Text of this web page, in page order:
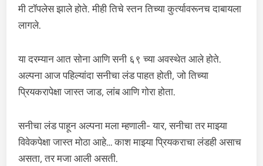
मी टॉपलेस झाले होते. मीही तिचे स्तन तिच्या कुर्त्यावरूनच दाबायला
लागले.
या दरम्यान आत सोना आणि सनी ६९ च्या अवस्थेत आले होते.
अल्पना आज पहिल्यांदा सनीचा लंड पाहत होती, जो तिच्या
प्रियकरापेक्षा जास्त जाड, लांब आणि गोरा होता.
सनीचा लंड पाहून अल्पना मला म्हणाली- यार, सनीचा तर माझ्या
विवेकपेक्षा जास्त मोठा आहे… काश माझ्या प्रियकराचा लंडही असाच
असता, तर मजा आली असती.